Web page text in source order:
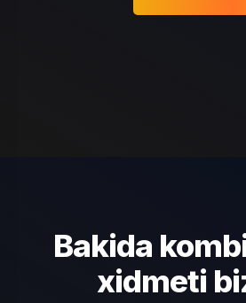
Bakida
xidmeti